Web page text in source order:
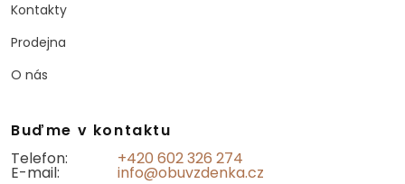
Kontakty
Prodejna
O nás
Buďme v kontaktu
Telefon:
+420 602 326 274
E-mail: info@obuvzdenka.cz